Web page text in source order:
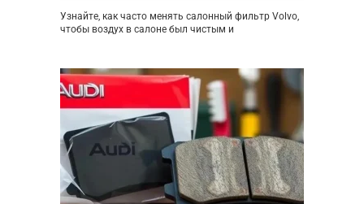
Узнайте, как часто менять салонный фильтр Volvo,
чтобы воздух в салоне был чистым и